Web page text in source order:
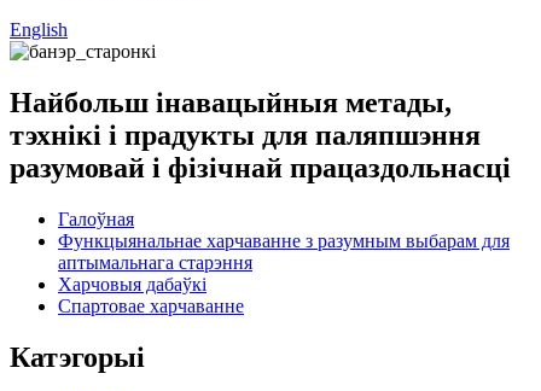
English
Найбольш інавацыйныя метады,
тэхнікі і прадукты для паляпшэння
разумовай і фізічнай працаздольнасці
Галоўная
Функцыянальнае харчаванне з разумным выбарам для
аптымальнага старэння
Харчовыя дабаўкі
Спартовае харчаванне
Катэгорыі